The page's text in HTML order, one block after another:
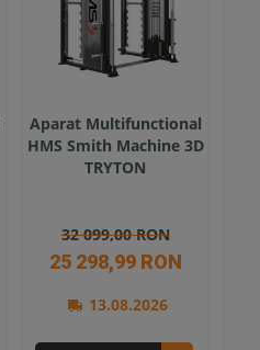
Aparat Multifunctional
HMS Smith Machine 3D
TRYTON
32 099,00 RON
25 298,99 RON
13.08.2026